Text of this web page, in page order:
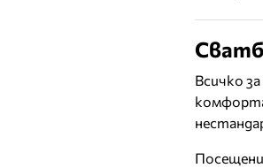
Всичко